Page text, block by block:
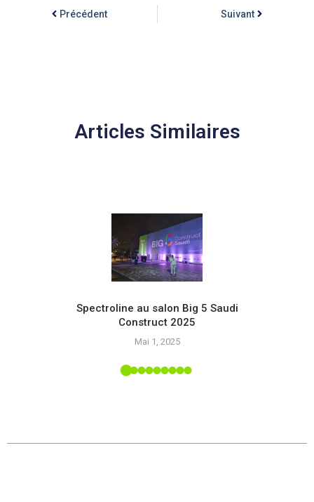
Précédent Suivant
Articles Similaires
Spectroline au salon Big 5 Saudi
Construct 2025
Mai 1, 2025